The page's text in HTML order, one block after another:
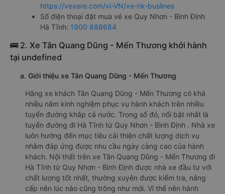
https://vexere.com/vi-VN/xe-hk-buslines
Số điện thoại đặt mua vé xe Quy Nhơn - Bình Định
Hà Tĩnh: 1900 888684
🚌 2. Xe Tân Quang Dũng - Mến Thương khởi hành
tại undefined
a. Giới thiệu xe Tân Quang Dũng - Mến Thương
Hãng xe khách Tân Quang Dũng - Mến Thương có khá
nhiều năm kinh nghiệm phục vụ hành khách trên nhiều
tuyến đường khắp cả nước. Trong số đó, nổi bật nhất là
tuyến đường đi Hà Tĩnh từ Quy Nhơn - Bình Định . Nhà xe
luôn hướng đến mục tiêu cải thiện chất lượng dịch vụ
nhằm đáp ứng được nhu cầu ngày càng cao của hành
khách. Nội thất trên xe Tân Quang Dũng - Mến Thương đi
Hà Tĩnh từ Quy Nhơn - Bình Định được nhà xe đầu tư với
chất lượng tốt nhất, thường xuyên được kiểm tra, nâng
cấp nên lúc nào cũng trông như mới. Vì thế nên hành